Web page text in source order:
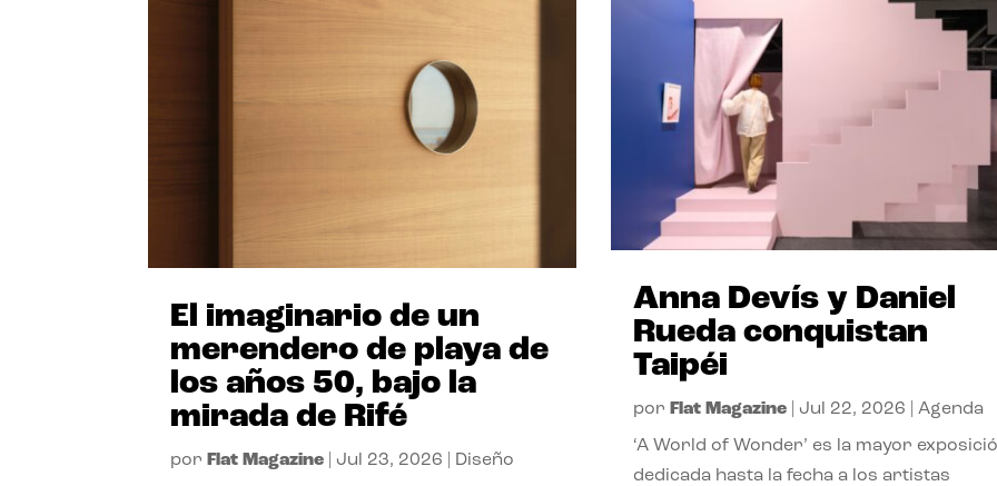
El imaginario de un
merendero de playa de
los años 50, bajo la
mirada de Rifé
por Flat Magazine Jul 23, 2026 Diseño
Anna Devís y Daniel
Rueda conquistan
Taipéi
por Flat Magazine| Jul 22, 2026 Agenda
‘A World of Wonder’ es la mayor
dedicada hasta la fecha a los artistas